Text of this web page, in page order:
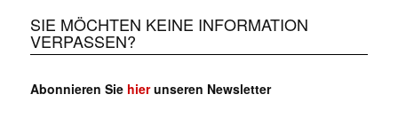
SIE MÖCHTEN KEINE INFORMATION
VERPASSEN?
Abonnieren Sie hierunseren Newsletter